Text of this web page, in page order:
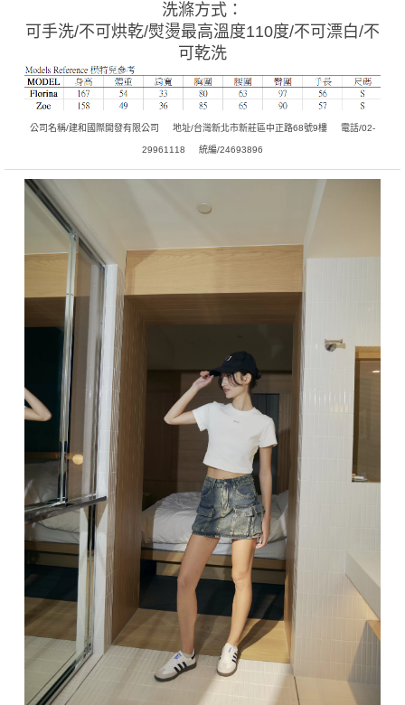
洗滌方式：
可手洗/不可烘乾/熨燙最高溫度110度/不可漂白/不
可乾洗
公司名稱/建和國際開發有限公司 地址/台灣新北市新莊區中正路68號9樓 電話/02-
29961118 統編/24693896